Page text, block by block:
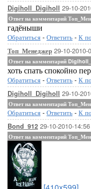
Digiholl_Digiholl 29-10-
Ответ на комментарий
гадёныши
Обратиться - Ответить - К
Топ_Менеджер 29-10-2010-
Ответ на комментарий
хоть спать спокойно
Обратиться - Ответить - К
Digiholl_Digiholl 29-10-
Ответ на комментарий
Обратиться - Ответить - К
Bond_912 29-10-2010-14:56
Ответ на комментарий